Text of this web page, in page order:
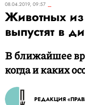
08.04.2019, 09:57
Животных
выпустят в
В ближайшее
когда и каких
РЕДАКЦИЯ